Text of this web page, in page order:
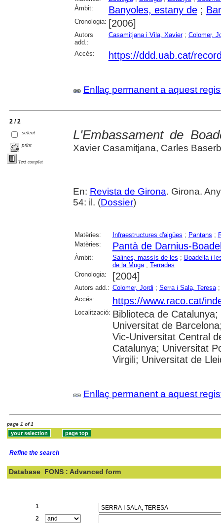
Àmbit:
Banyoles, estany de;
Cronologia: [2006]
Autors
add.:
Casamitjana i Vila, Xavier; Colomer,
Accés: https://ddd.uab.cat/
Enllaç permanent a aquest
2 / 2
select
print
Text complet
L'Embassament de
Xavier Casamitjana, Carles
En: Revista de Girona. Girona.
54: il. (Dossier)
Matèries: Infraestructures d'aigües ; Pantans ;
Matèries:
Pantà de Darnius-
Àmbit: Salines, massís de les ; Boadella i
de la Muga; Terrades
Cronologia:
[2004]
Autors add.: Colomer, Jordi ; Serra i Sala, Teresa
Accés:
https://www.raco.cat/
Localització: Biblioteca de
Universitat de
Vic-Universitat Central
Catalunya; Universitat
Virgili; Universitat de
Enllaç permanent a aquest
page 1 of 1
Refine the search
Database FONS : Advanced form
1
2